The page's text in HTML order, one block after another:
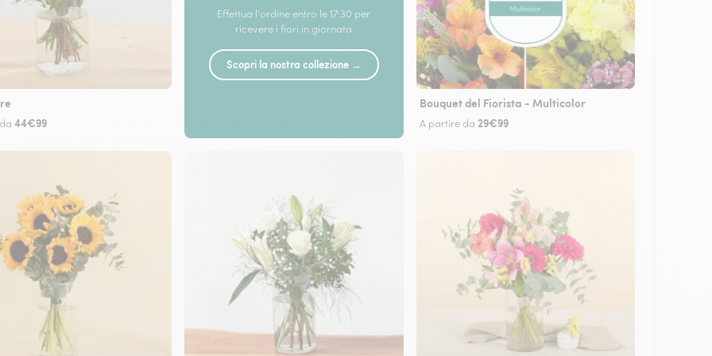
44€99
Effettua l'ordine entro le 17:30 per
ricevere i fiori in giornata
Scopri la nostra collezione →
Bouquet del Fiorista - Multicolor
A partire da 29€99